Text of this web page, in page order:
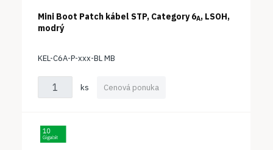
Mini Boot Patch kábel STP, Category 6A, LSOH,
modrý
KEL-C6A-P-xxx-BL MB
ks Cenová ponuka